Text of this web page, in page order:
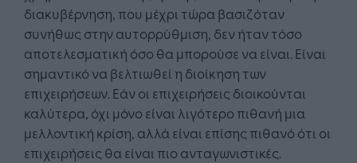
διακυβέρνηση, που μέχρι τώρα βασιζόταν
συνήθως στην αυτορρύθμιση, δεν ήταν τόσο
αποτελεσματική όσο θα μπορούσε να είναι. Είναι
σημαντικό να βελτιωθεί η διοίκηση των
επιχειρήσεων. Εάν οι επιχειρήσεις διοικούνται
καλύτερα, όχι μόνο είναι λιγότερο πιθανή μια
μελλοντική κρίση, αλλά είναι επίσης πιθανό ότι οι
επιχειρήσεις θα είναι πιο ανταγωνιστικές.